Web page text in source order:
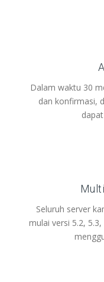
Dalam waktu 30
dan konfirmasi,
Seluruh server
mulai versi 5.2,